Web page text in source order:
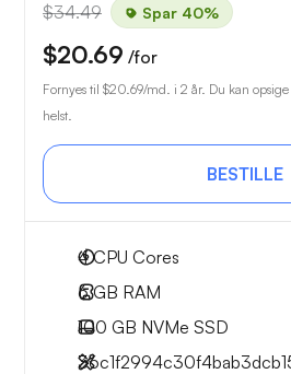
$34.49 Spar 40%
$20.69 /for
Fornyes til $20.69/md. i 2 år. Du kan
helst.
BESTILLE
4CPU Cores
6 GB RAM
100 GB NVMe SSD